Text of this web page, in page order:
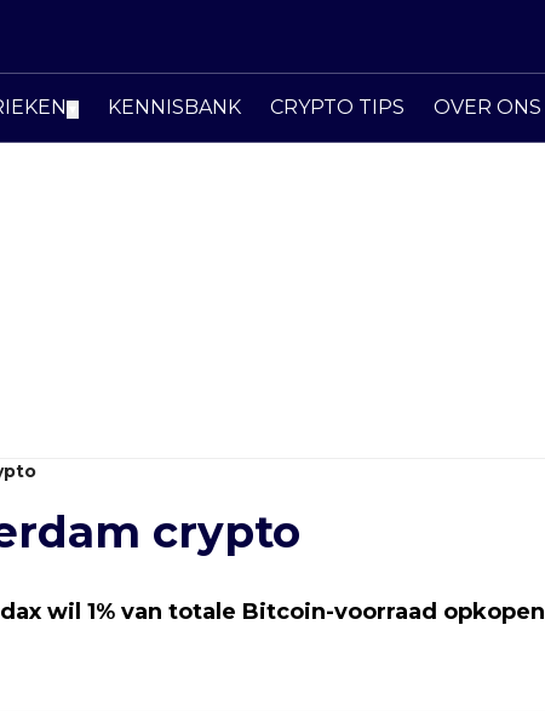
KENNISBANK CRYPTO TIPS OVER ONS
crypto
wil 1% van totale Bitcoin-voorraad opkopen